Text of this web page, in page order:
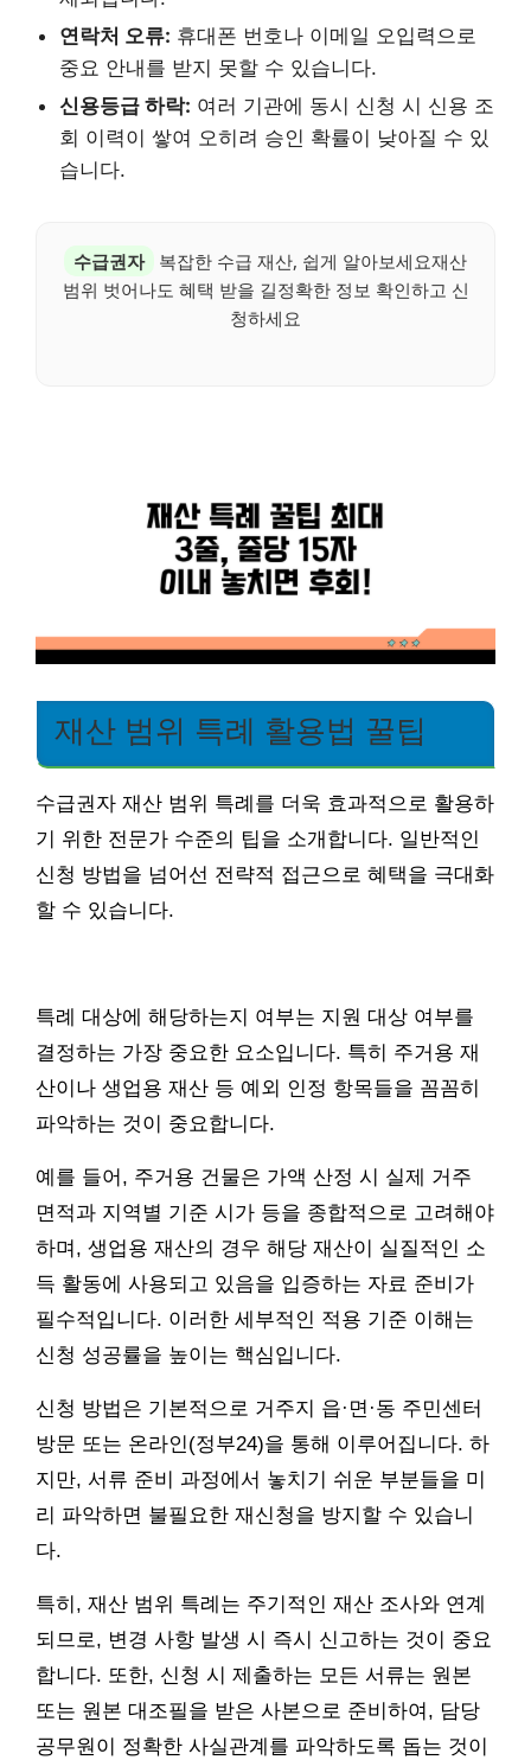
연락처 오류: 휴대폰 번호나 이메일 오입력으로
중요 안내를 받지 못할 수 있습니다.
신용등급 하락: 여러 기관에 동시 신청 시 신용 조
회 이력이 쌓여 오히려 승인 확률이 낮아질 수 있
습니다.
수급권자
복잡한 수급 재산, 쉽게 알아보세요재산
범위 벗어나도 혜택 받을 길정확한 정보 확인하고 신
청하세요
재산 범위 특례 활용법 꿀팁
수급권자 재산 범위 특례를 더욱 효과적으로 활용하
기 위한 전문가 수준의 팁을 소개합니다. 일반적인
신청 방법을 넘어선 전략적 접근으로 혜택을 극대화
할 수 있습니다.
특례 대상에 해당하는지 여부는 지원 대상 여부를
결정하는 가장 중요한 요소입니다. 특히 주거용 재
산이나 생업용 재산 등 예외 인정 항목들을 꼼꼼히
파악하는 것이 중요합니다.
예를 들어, 주거용 건물은 가액 산정 시 실제 거주
면적과 지역별 기준 시가 등을 종합적으로 고려해야
하며, 생업용 재산의 경우 해당 재산이 실질적인 소
득 활동에 사용되고 있음을 입증하는 자료 준비가
필수적입니다. 이러한 세부적인 적용 기준 이해는
신청 성공률을 높이는 핵심입니다.
신청 방법은 기본적으로 거주지 읍·면·동 주민센터
방문 또는 온라인(정부24)을 통해 이루어집니다. 하
지만, 서류 준비 과정에서 놓치기 쉬운 부분들을 미
리 파악하면 불필요한 재신청을 방지할 수 있습니
다.
특히, 재산 범위 특례는 주기적인 재산 조사와 연계
되므로, 변경 사항 발생 시 즉시 신고하는 것이 중요
합니다. 또한, 신청 시 제출하는 모든 서류는 원본
또는 원본 대조필을 받은 사본으로 준비하여, 담당
공무원이 정확한 사실관계를 파악하도록 돕는 것이